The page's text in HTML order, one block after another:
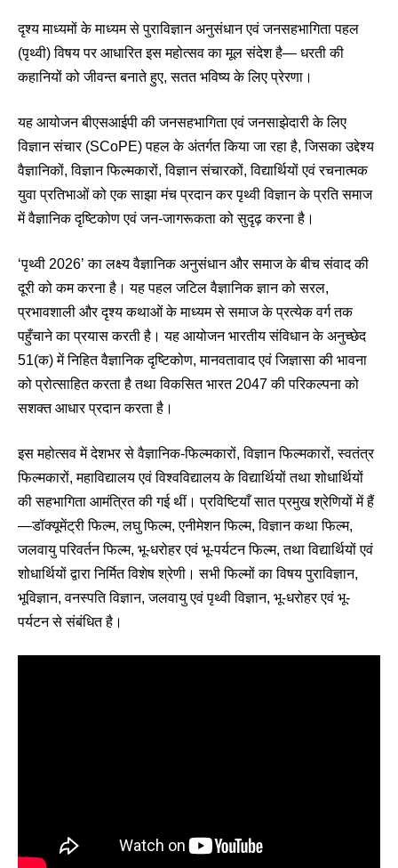
दृश्य माध्यमों के माध्यम से पुराविज्ञान अनुसंधान एवं जनसहभागिता पहल
(पृथ्वी) विषय पर आधारित इस महोत्सव का मूल संदेश है— धरती की
कहानियों को जीवन्त बनाते हुए, सतत भविष्य के लिए प्रेरणा।
यह आयोजन बीएसआईपी की जनसहभागिता एवं जनसाझेदारी के लिए
विज्ञान संचार (SCoPE) पहल के अंतर्गत किया जा रहा है, जिसका उद्देश्य
वैज्ञानिकों, विज्ञान फिल्मकारों, विज्ञान संचारकों, विद्यार्थियों एवं रचनात्मक
युवा प्रतिभाओं को एक साझा मंच प्रदान कर पृथ्वी विज्ञान के प्रति समाज
में वैज्ञानिक दृष्टिकोण एवं जन-जागरूकता को सुदृढ़ करना है।
‘पृथ्वी 2026’ का लक्ष्य वैज्ञानिक अनुसंधान और समाज के बीच संवाद की
दूरी को कम करना है। यह पहल जटिल वैज्ञानिक ज्ञान को सरल,
प्रभावशाली और दृश्य कथाओं के माध्यम से समाज के प्रत्येक वर्ग तक
पहुँचाने का प्रयास करती है। यह आयोजन भारतीय संविधान के अनुच्छेद
51(क) में निहित वैज्ञानिक दृष्टिकोण, मानवतावाद एवं जिज्ञासा की भावना
को प्रोत्साहित करता है तथा विकसित भारत 2047 की परिकल्पना को
सशक्त आधार प्रदान करता है।
इस महोत्सव में देशभर से वैज्ञानिक-फिल्मकारों, विज्ञान फिल्मकारों, स्वतंत्र
फिल्मकारों, महाविद्यालय एवं विश्वविद्यालय के विद्यार्थियों तथा शोधार्थियों
की सहभागिता आमंत्रित की गई थीं। प्रविष्टियाँ सात प्रमुख श्रेणियों में हैं
—डॉक्यूमेंट्री फिल्म, लघु फिल्म, एनीमेशन फिल्म, विज्ञान कथा फिल्म,
जलवायु परिवर्तन फिल्म, भू-धरोहर एवं भू-पर्यटन फिल्म, तथा विद्यार्थियों एवं
शोधार्थियों द्वारा निर्मित विशेष श्रेणी। सभी फिल्मों का विषय पुराविज्ञान,
भूविज्ञान, वनस्पति विज्ञान, जलवायु एवं पृथ्वी विज्ञान, भू-धरोहर एवं भू-
पर्यटन से संबंधित है।